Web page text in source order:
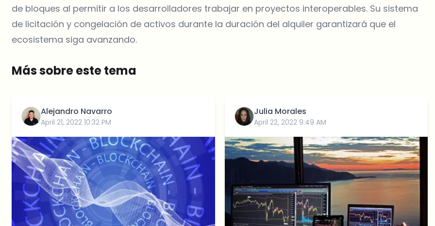
de bloques al permitir a los desarrolladores trabajar en proyectos interoperables. Su sistema
de licitación y congelación de activos durante la duración del alquiler garantizará que el
ecosistema siga avanzando.
Más sobre este tema
Alejandro Navarro
April 21, 2022 10:32 PM
Julia Morales
April 22, 2022 9:49 AM